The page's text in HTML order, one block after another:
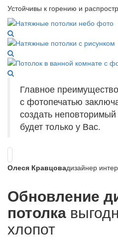
Устойчивы к горению и
Главное
с фотопечатью
создать
будет только у Вас.
Олеся Кравцовадизайнер
Обновление
потолка
хлопот